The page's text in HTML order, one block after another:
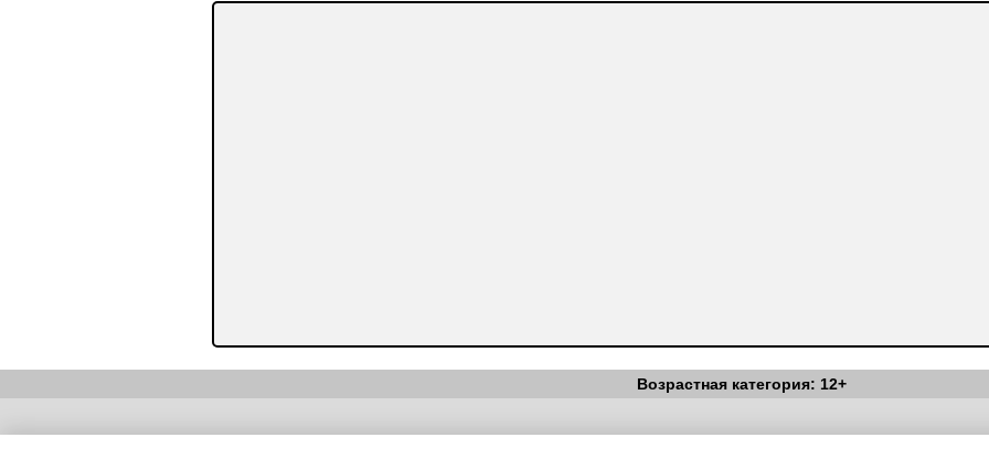
Возрастная категория: 12+
Copyright (c) |Вестник Педагога|Об издании|Условия|Политика